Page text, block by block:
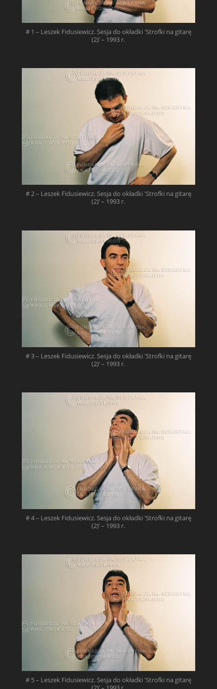
# 1 – Leszek Fidusiewicz. Sesja do okładki 'Strofki na gitarę
(2)’ – 1993 r.
# 2 – Leszek Fidusiewicz. Sesja do okładki 'Strofki na gitarę
(2)’ – 1993 r.
# 3 – Leszek Fidusiewicz. Sesja do okładki 'Strofki na gitarę
(2)’ – 1993 r.
# 4 – Leszek Fidusiewicz. Sesja do okładki 'Strofki na gitarę
(2)’ – 1993 r.
# 5 – Leszek Fidusiewicz. Sesja do okładki 'Strofki na gitarę